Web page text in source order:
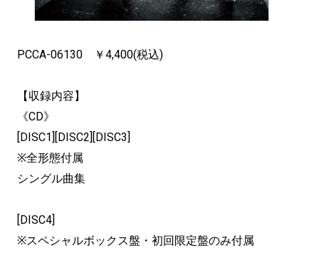
PCCA-06130 ￥4,400(税込)
【収録内容】
《CD》
[DISC1][DISC2][DISC3]
※全形態付属
シングル曲集
[DISC4]
※スペシャルボックス盤・初回限定盤のみ付属